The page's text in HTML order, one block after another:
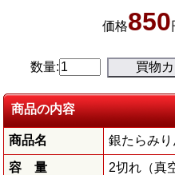
価格850
数量:
商品の内容
商品名
銀たらみり
容 量
2切れ（真